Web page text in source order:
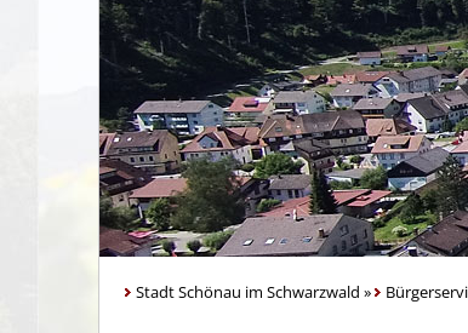
Stadt Schönau im Schwarzwald »